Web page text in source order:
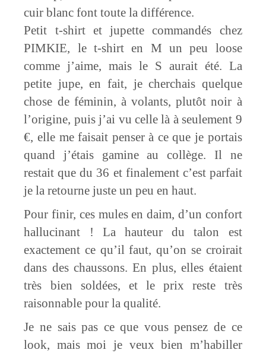
cuir blanc font toute la différence.
Petit t-shirt et jupette commandés chez
PIMKIE, le t-shirt en M un peu loose
comme j’aime, mais le S aurait été. La
petite jupe, en fait, je cherchais quelque
chose de féminin, à volants, plutôt noir à
l’origine, puis j’ai vu celle là à seulement 9
€, elle me faisait penser à ce que je portais
quand j’étais gamine au collège. Il ne
restait que du 36 et finalement c’est parfait
je la retourne juste un peu en haut.
Pour finir, ces mules en daim, d’un confort
hallucinant ! La hauteur du talon est
exactement ce qu’il faut, qu’on se croirait
dans des chaussons. En plus, elles étaient
très bien soldées, et le prix reste très
raisonnable pour la qualité.
Je ne sais pas ce que vous pensez de ce
look, mais moi je veux bien m’habiller